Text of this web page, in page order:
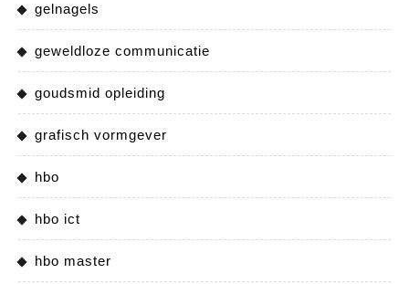
gelnagels
geweldloze communicatie
goudsmid opleiding
grafisch vormgever
hbo
hbo ict
hbo master